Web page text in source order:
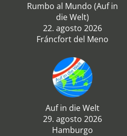
Rumbo al Mundo (Auf in
die Welt)
22. agosto 2026
Fráncfort del Meno
Auf in die Welt
29. agosto 2026
Hamburgo